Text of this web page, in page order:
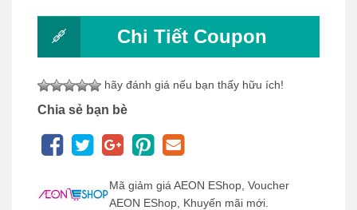
Chi Tiết Coupon
hãy đánh giá nếu bạn thấy hữu ích!
Chia sẻ bạn bè
Mã giảm giá AEON EShop, Voucher
AEON EShop, Khuyến mãi mới.